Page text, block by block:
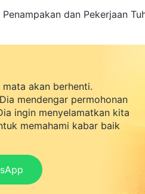
dan Pekerjaan
akan berhenti.
mendengar permohonan
ingin menyelamatkan kita
memahami kabar baik